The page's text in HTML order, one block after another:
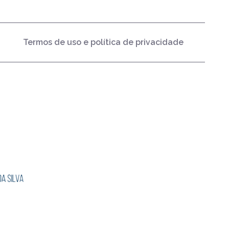
Termos de uso e política de privacidade